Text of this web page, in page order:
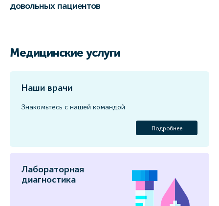
довольных пациентов
Медицинские услуги
Наши врачи
Знакомьтесь с нашей командой
Подробнее
Лабораторная
диагностика